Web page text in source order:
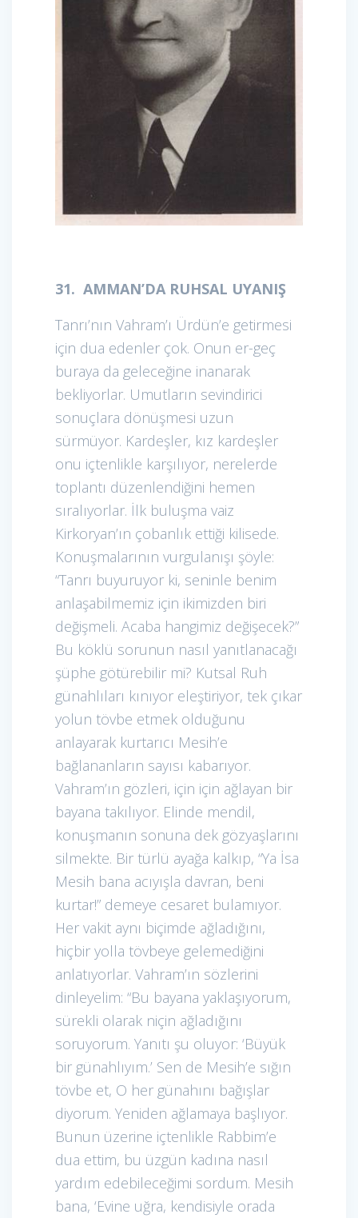
31. AMMAN’DA RUHSAL UYANIŞ
Tanrı’nın Vahram’ı Ürdün’e getirmesi
için dua edenler çok. Onun er-geç
buraya da geleceğine inanarak
bekliyorlar. Umutların sevindirici
sonuçlara dönüşmesi uzun
sürmüyor. Kardeşler, kız kardeşler
onu içtenlikle karşılıyor, nerelerde
toplantı düzenlendiğini hemen
sıralıyorlar. İlk buluşma vaiz
Kirkoryan’ın çobanlık ettiği kilisede.
Konuşmalarının vurgulanışı şöyle:
“Tanrı buyuruyor ki, seninle benim
anlaşabilmemiz için ikimizden biri
değişmeli. Acaba hangimiz değişecek?”
Bu köklü sorunun nasıl yanıtlanacağı
şüphe götürebilir mi? Kutsal Ruh
günahlıları kınıyor eleştiriyor, tek çıkar
yolun tövbe etmek olduğunu
anlayarak kurtarıcı Mesih’e
bağlananların sayısı kabarıyor.
Vahram’ın gözleri, için için ağlayan bir
bayana takılıyor. Elinde mendil,
konuşmanın sonuna dek gözyaşlarını
silmekte. Bir türlü ayağa kalkıp, “Ya İsa
Mesih bana acıyışla davran, beni
kurtar!” demeye cesaret bulamıyor.
Her vakit aynı biçimde ağladığını,
hiçbir yolla tövbeye gelemediğini
anlatıyorlar. Vahram’ın sözlerini
dinleyelim: “Bu bayana yaklaşıyorum,
sürekli olarak niçin ağladığını
soruyorum. Yanıtı şu oluyor: ‘Büyük
bir günahlıyım.’ Sen de Mesih’e sığın
tövbe et, O her günahını bağışlar
diyorum. Yeniden ağlamaya başlıyor.
Bunun üzerine içtenlikle Rabbim’e
dua ettim, bu üzgün kadına nasıl
yardım edebileceğimi sordum. Mesih
bana, ‘Evine uğra, kendisiyle orada